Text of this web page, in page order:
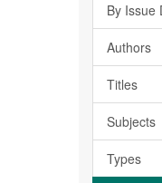
By Issue
Authors
Titles
Subjects
Types